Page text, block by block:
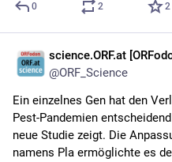
0 2 2
science.ORF.at
@ORF_Science
Ein einzelnes Gen hat den
Pest-Pandemien
neue Studie zeigt. Die
namens Pla ermöglichte es